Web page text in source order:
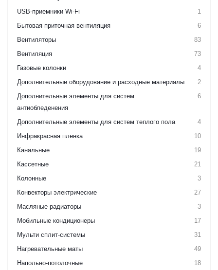
USB-приемники Wi-Fi
1
Бытовая приточная вентиляция
6
Вентиляторы
83
Вентиляция
73
Газовые колонки
4
Дополнительные оборудование и расходные материалы
2
Дополнительные элементы для систем
антиобледенения
6
Дополнительные элементы для систем теплого пола
4
Инфракрасная пленка
10
Канальные
19
Кассетные
21
Колонные
3
Конвекторы электрические
27
Масляные радиаторы
3
Мобильные кондиционеры
17
Мульти сплит-системы
31
Нагревательные маты
49
Напольно-потолочные
18